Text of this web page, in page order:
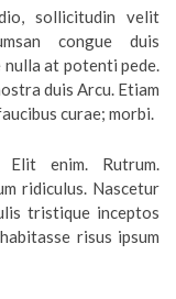
sollicitudin velit
congue duis
nulla at potenti pede.
duis Arcu. Etiam
curae; morbi.
Elit enim. Rutrum.
ridiculus. Nascetur
tristique inceptos
risus ipsum